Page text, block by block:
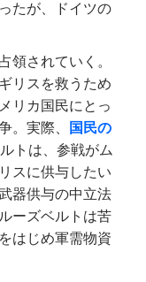
たが、ドイツの
領されていく。
リスを救うため
リカ国民にとっ
。実際、
国民の
トは、参戦がム
スに供与したい
器供与の中立法
ーズベルトは苦
はじめ軍需物資